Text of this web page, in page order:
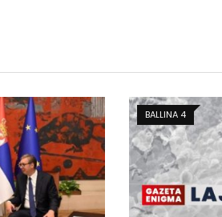
BALLINA